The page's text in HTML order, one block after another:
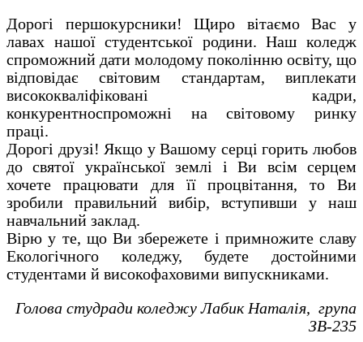
Дорогі першокурсники! Щиро вітаємо Вас у
лавах нашої студентської родини. Наш коледж
спроможний дати молодому поколінню освіту, що
відповідає світовим стандартам, виплекати
висококваліфіковані кадри,
конкурентноспроможні на світовому ринку
праці.
Дорогі друзі! Якщо у Вашому серці горить любов
до святої української землі і Ви всім серцем
хочете працювати для її процвітання, то Ви
зробили правильний вибір, вступивши у наш
навчальний заклад.
Вірю у те, що Ви збережете і примножите славу
Екологічного коледжу, будете достойними
студентами й високофаховими випускниками.
Голова студради коледжу Лабик Наталія, група
ЗВ-235